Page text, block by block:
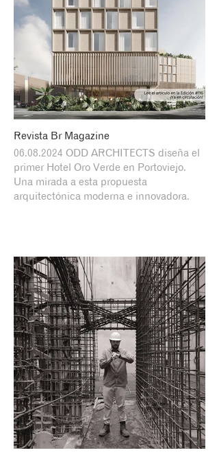
Revista Br Magazine
06.08.2024 ODD ARCHITECTS diseña el
primer Hotel Oro Verde en Portoviejo.
Una mirada a esta propuesta
arquitectónica moderna e innovadora.